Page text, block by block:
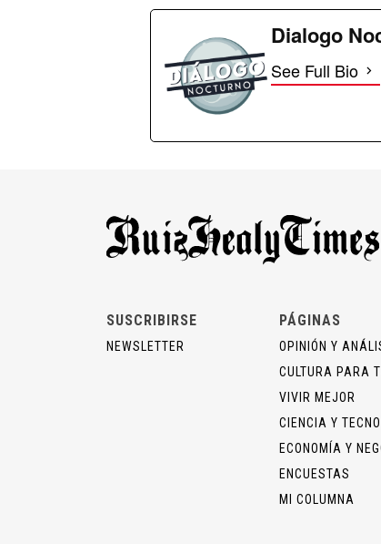
Dialogo
See Full Bio
SUSCRIBIRSE
NEWSLETTER
PÁGINAS
OPINIÓN Y
CULTURA PARA
VIVIR MEJOR
CIENCIA Y
ECONOMÍA Y
ENCUESTAS
MI COLUMNA